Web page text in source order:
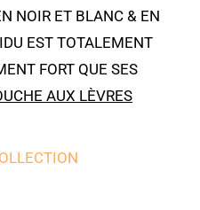
NOIR ET BLANC & EN
EST TOTALEMENT
FORT QUE SES
AUX LÈVRES